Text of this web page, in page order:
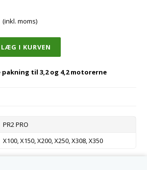
(inkl. moms)
pakning til 3,2 og 4,2 motorerne
PR2 PRO
X100, X150, X200, X250, X308, X350